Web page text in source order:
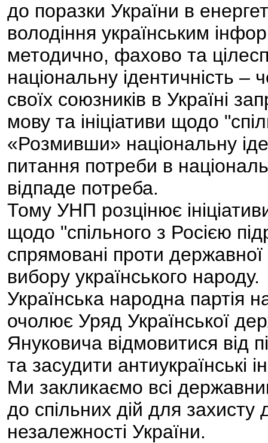
до поразки України в
володіння українським
методично, фахово та
національну ідентичність –
своїх союзників в Україні
мову та ініціативи щодо
«Розмивши» національну
питання потреби в
відпаде потреба.
Тому УНП розцінює
щодо "спільного з Росією
спрямовані проти
вибору українського народу.
Українська народна партія
очолює Уряд Української
Януковича відмовитися від
та засудити антиукраїнські
Ми закликаємо всі
до спільних дій для захисту
незалежності України.